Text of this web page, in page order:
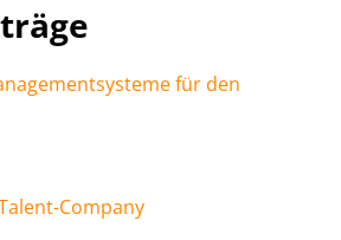
für den
Company